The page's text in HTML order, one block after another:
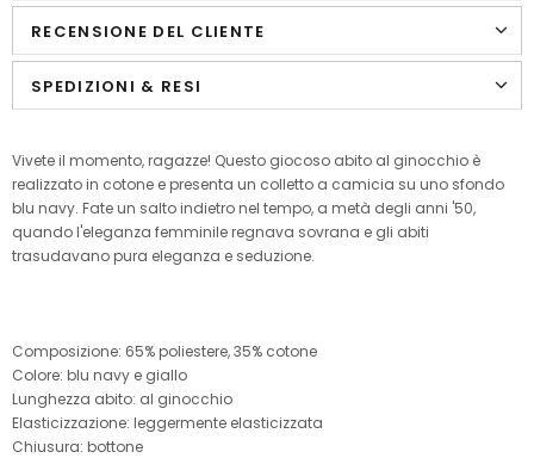
RECENSIONE DEL CLIENTE
SPEDIZIONI & RESI
Vivete il momento, ragazze! Questo giocoso abito al ginocchio è
realizzato in cotone e presenta un colletto a camicia su uno sfondo
blu navy. Fate un salto indietro nel tempo, a metà degli anni '50,
quando l'eleganza femminile regnava sovrana e gli abiti
trasudavano pura eleganza e seduzione.
Composizione: 65% poliestere, 35% cotone
Colore: blu navy e giallo
Lunghezza abito: al ginocchio
Elasticizzazione: leggermente elasticizzata
Chiusura: bottone